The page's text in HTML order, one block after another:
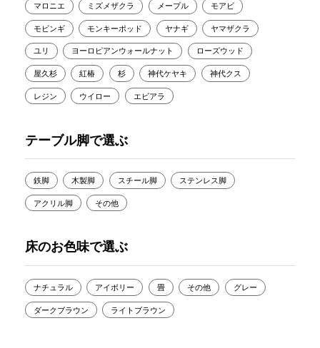
マロニエ ミズメザクラ メープル モアビ
モビンギ モンキーポッド ヤナギ ヤマザクラ
ユリ ヨーロピアンウォールナット ローズウッド
屋久杉 紅椿 杉 神代ケヤキ 神代クス
レジン ウイロー エビアラ
テーブル脚で選ぶ
鉄脚 木製脚 スチール脚 ステンレス脚
アクリル脚 その他
床のお色味で選ぶ
ナチュラル アイボリー 畳 その他 グレー
ダークブラウン ライトブラウン